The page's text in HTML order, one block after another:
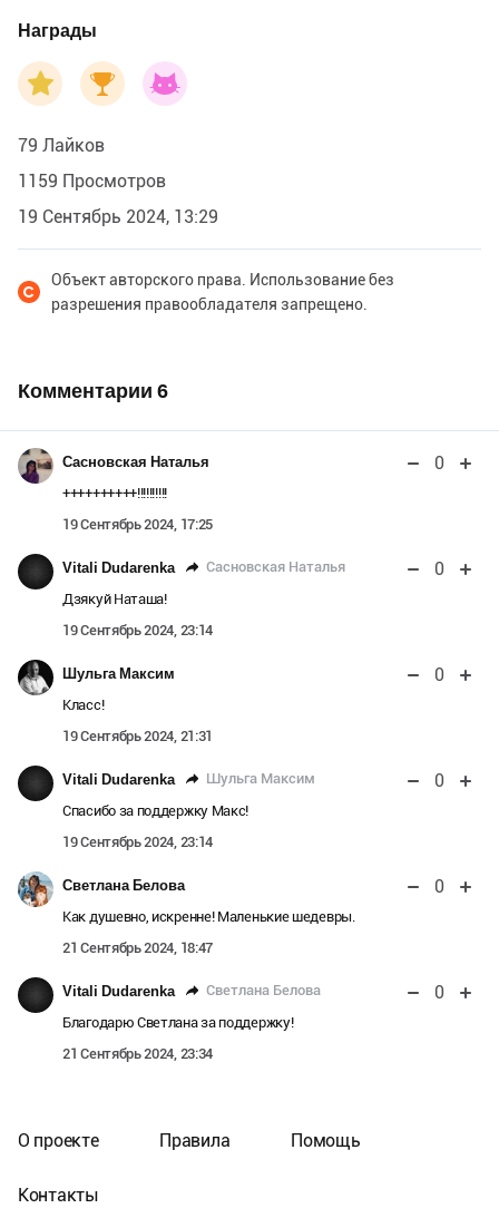
Награды
79 Лайков
1159 Просмотров
19 Сентябрь 2024, 13:29
Объект авторского права. Использование без
разрешения правообладателя запрещено.
Комментарии 6
Сасновская Наталья 0
++++++++++!!!!!!!!!!
19 Сентябрь 2024, 17:25
Vitali Dudarenka Сасновская Наталья 0
Дзякуй Наташа!
19 Сентябрь 2024, 23:14
Шульга Максим 0
Класс!
19 Сентябрь 2024, 21:31
Vitali Dudarenka Шульга Максим 0
Спасибо за поддержку Макс!
19 Сентябрь 2024, 23:14
Светлана Белова 0
Как душевно, искренне! Маленькие шедевры.
21 Сентябрь 2024, 18:47
Vitali Dudarenka Светлана Белова 0
Благодарю Светлана за поддержку!
21 Сентябрь 2024, 23:34
О проекте Правила Помощь
Контакты